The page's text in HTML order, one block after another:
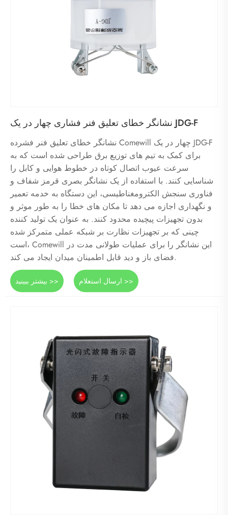
نشانگر خطای تعلیق فنر فشاری چهار در یک JDG-F
نشانگر خطای تعلیق فنر فشرده Comewill چهار در یک JDG-F
برای کمک به تیم های توزیع برق طراحی شده است که به
سرعت عیوب اتصال کوتاه در خطوط هوایی و کابل را
شناسایی کنند. با استفاده از یک نشانگر بصری قرمز شفاف و
فناوری سنجش الکترومغناطیسی، این دستگاه به خدمه تعمیر
و نگهداری اجازه می دهد تا مکان های خطا را به طور موثر و
بدون تجهیزات پیچیده محدود کنند. به عنوان یک تولید کننده
چینی که بر تجهیزات نظارت بر شبکه عملی متمرکز شده
است، Comewill این نشانگر را برای عملیات طولانی مدت در
فضای باز و دید قابل اطمینان میدان ایجاد می کند.
بیشتر ببینید >> ارسال استعلام >>